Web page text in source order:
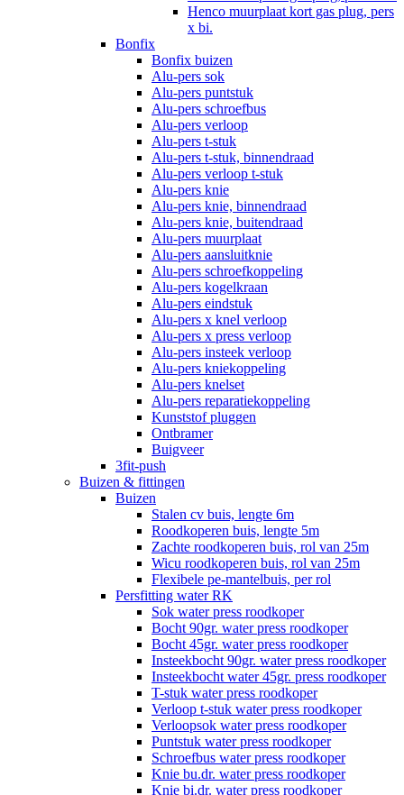
Henco muurplaat kort gas plug, pers
x bi.
Bonfix
Bonfix buizen
Alu-pers sok
Alu-pers puntstuk
Alu-pers schroefbus
Alu-pers verloop
Alu-pers t-stuk
Alu-pers t-stuk, binnendraad
Alu-pers verloop t-stuk
Alu-pers knie
Alu-pers knie, binnendraad
Alu-pers knie, buitendraad
Alu-pers muurplaat
Alu-pers aansluitknie
Alu-pers schroefkoppeling
Alu-pers kogelkraan
Alu-pers eindstuk
Alu-pers x knel verloop
Alu-pers x press verloop
Alu-pers insteek verloop
Alu-pers kniekoppeling
Alu-pers knelset
Alu-pers reparatiekoppeling
Kunststof pluggen
Ontbramer
Buigveer
3fit-push
Buizen & fittingen
Buizen
Stalen cv buis, lengte 6m
Roodkoperen buis, lengte 5m
Zachte roodkoperen buis, rol van 25m
Wicu roodkoperen buis, rol van 25m
Flexibele pe-mantelbuis, per rol
Persfitting water RK
Sok water press roodkoper
Bocht 90gr. water press roodkoper
Bocht 45gr. water press roodkoper
Insteekbocht 90gr. water press roodkoper
Insteekbocht water 45gr. press roodkoper
T-stuk water press roodkoper
Verloop t-stuk water press roodkoper
Verloopsok water press roodkoper
Puntstuk water press roodkoper
Schroefbus water press roodkoper
Knie bu.dr. water press roodkoper
Knie bi.dr. water press roodkoper